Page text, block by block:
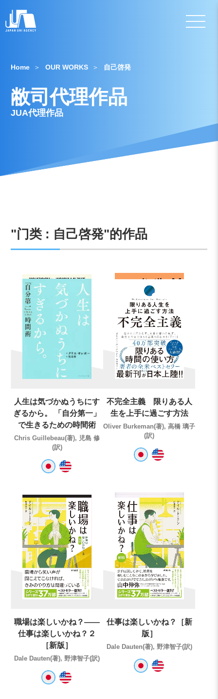
Home OUR WORKS 自己啓発
敝司代理作品
JUA代理作品
"门类 : 自己啓発"的作品
人生は気づかぬうちにす
ぎるから。 「自分第一」
で生きるための時間術
Chris Guillebeau(著), 児島 修
(訳)
不完全主義 限りある人
生を上手に過ごす方法
Oliver Burkeman(著), 高橋 璃子
(訳)
職場は楽しいかね？――
仕事は楽しいかね？２
［新版］
Dale Dauten(著), 野津智子(訳)
仕事は楽しいかね？［新
版］
Dale Dauten(著), 野津智子(訳)